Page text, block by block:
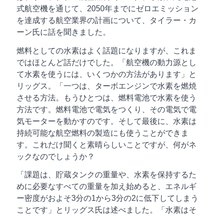
式航空機を通じて、2050年までにゼロエミッション
を達成する航空業界の計画について、タイラー・カ
ーン氏に話を聞きました。
燃料としての水素はよく話題になりますが、これま
ではほとんど話だけでした。「航空機の動力源とし
て水素を使うには、いくつかの方法があります」と
リッグス。「一つは、ターボエンジンで水素を燃焼
させる方法。もうひとつは、燃料電池で水素を使う
方法です。燃料電池で電気をつくり、その電気で電
気モーターを動かすのです。そして最後に、水素は
持続可能な航空燃料の製造にも使うことができま
す。これだけ聞くと素晴らしいことですが、何がネ
ックなのでしょうか？
「課題は、貯蔵タンクの重量や、水素を保持するた
めに必要なすべての重量を加え始めると、エネルギ
ー密度がおよそ3分の1から3分の2に低下してしまう
ことです」とリッグス氏は述べました。「水素はそ